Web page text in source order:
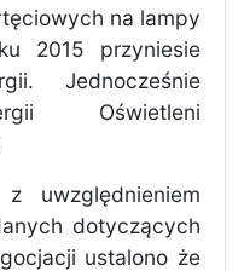
na lampy
2015 przyniesie
Jednocześnie
Oświetleni
uwzględnieniem
dotyczących
ustalono że